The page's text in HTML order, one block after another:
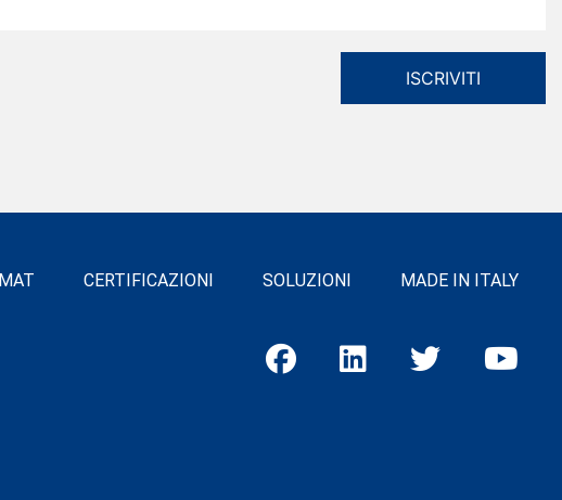
CERTIFICAZIONI SOLUZIONI MADE IN ITALY